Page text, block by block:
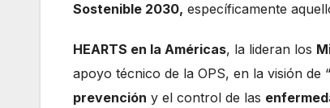
Sostenible 2030, específicamente
HEARTS en la Américas, la lideran los
apoyo técnico de la OPS, en la visión
prevención y el control de las